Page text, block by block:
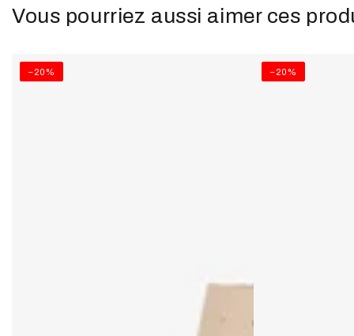
Vous pourriez aussi aimer ces
–20% –20%